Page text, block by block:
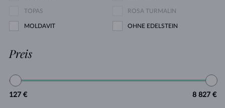
TOPAS ROSA TURMALIN
MOLDAVIT OHNE EDELSTEIN
Preis
127 € 8 827 €